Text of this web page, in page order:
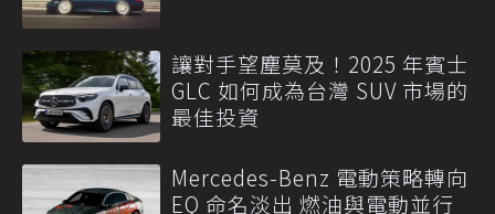
讓對手望塵莫及！2025 年賓士
GLC 如何成為台灣 SUV 市場的
最佳投資
Mercedes-Benz 電動策略轉向
EQ 命名淡出 燃油與電動並行